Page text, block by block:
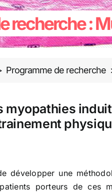
recherche :
Programme de recherche
myopathies
développer une
porteurs de ces